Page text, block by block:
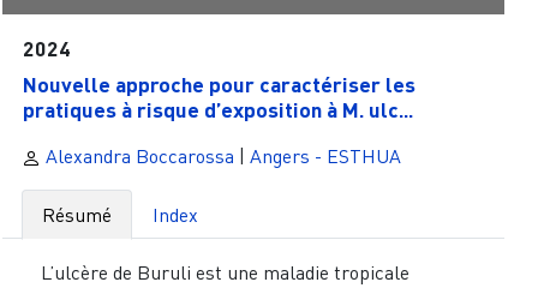
2024
Nouvelle approche pour caractériser les
pratiques à risque d’exposition à M. ulc...
Alexandra Boccarossa Angers - ESTHUA
Résumé Index
L’ulcère de Buruli est une maladie tropicale